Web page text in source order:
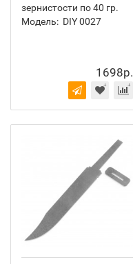
зернистости по 40 гр.
Модель: DIY 0027
1698р.